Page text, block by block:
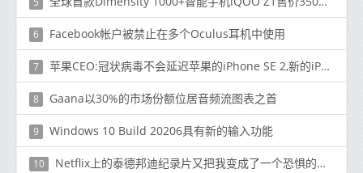
6 Facebook帐户被禁止在多个Oculus耳机中使用
7 苹果CEO:冠状病毒不会延迟苹果的iPhone SE 2,新的iPad Pro
8 Gaana以30%的市场份额位居音频流图表之首
9 Windows 10 Build 20206具有新的输入功能
10 Netflix上的泰德邦迪纪录片又把我变成了一个恐惧的青少年